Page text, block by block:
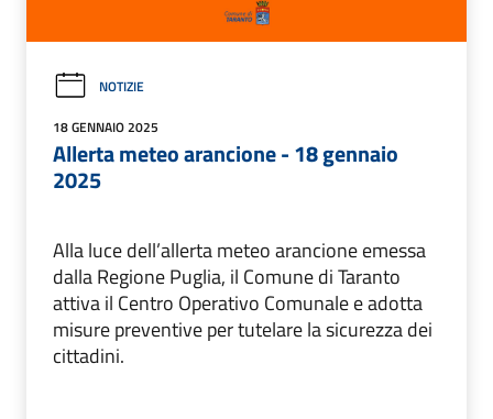
NOTIZIE
18 GENNAIO 2025
Allerta meteo arancione - 18 gennaio
2025
Alla luce dell’allerta meteo arancione emessa
dalla Regione Puglia, il Comune di Taranto
attiva il Centro Operativo Comunale e adotta
misure preventive per tutelare la sicurezza dei
cittadini.